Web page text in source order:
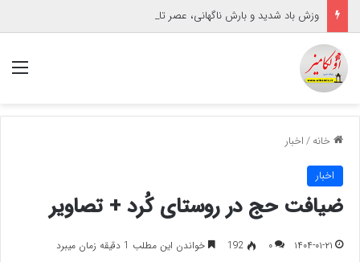
خانه/اخبار
اخبار
ضیافت حج در روستای کُرد + تصاویر
۱۴۰۴-۰۱-۲۱ ۰ 192 خواندن این مطلب 1 دقیقه زمان میبرد